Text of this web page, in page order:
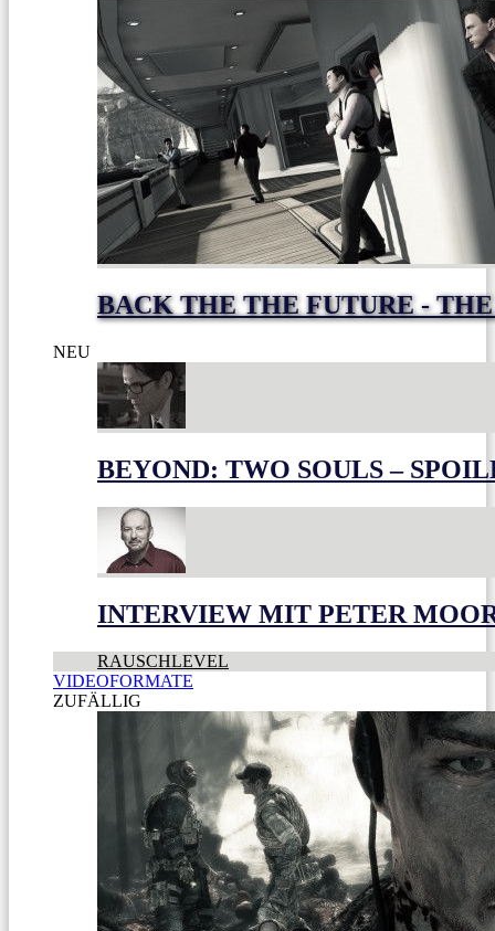
BACK THE THE FUTURE -
NEU
BEYOND: TWO SOULS –
INTERVIEW MIT PETER
RAUSCHLEVEL
VIDEOFORMATE
ZUFÄLLIG